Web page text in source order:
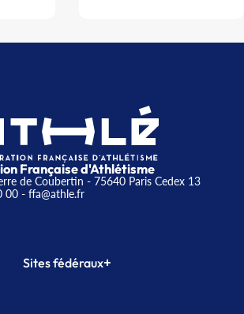
Française d'Athlétisme
de Coubertin - 75640 Paris Cedex 13
00- ffa@athle.fr
Sites fédéraux+